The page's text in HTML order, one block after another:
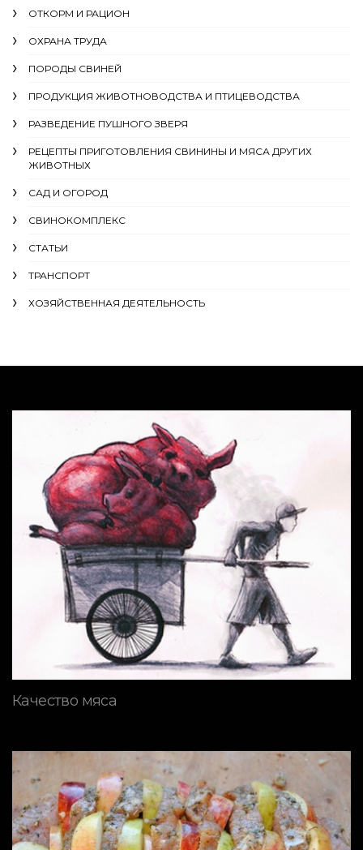
ОТКОРМ И РАЦИОН
ОХРАНА ТРУДА
ПОРОДЫ СВИНЕЙ
ПРОДУКЦИЯ ЖИВОТНОВОДСТВА И ПТИЦЕВОДСТВА
РАЗВЕДЕНИЕ ПУШНОГО ЗВЕРЯ
РЕЦЕПТЫ ПРИГОТОВЛЕНИЯ СВИНИНЫ И МЯСА ДРУГИХ
ЖИВОТНЫХ
САД И ОГОРОД
СВИНОКОМПЛЕКС
СТАТЬИ
ТРАНСПОРТ
ХОЗЯЙСТВЕННАЯ ДЕЯТЕЛЬНОСТЬ
Качество мяса